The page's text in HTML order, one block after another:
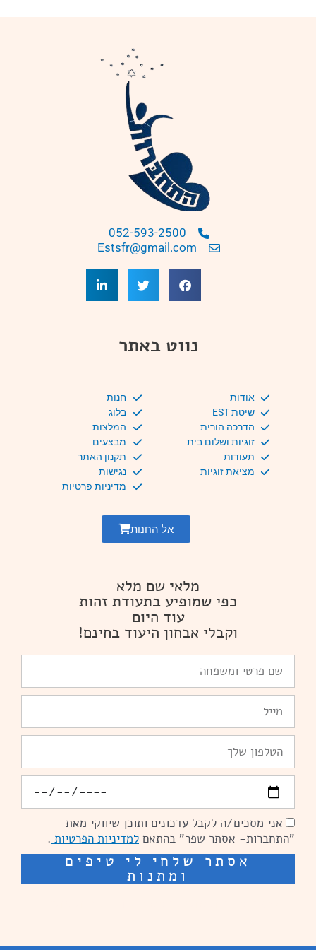
052-593-2500
Estsfr@gmail.com
נווט באתר
אודות
שיטת EST
הדרכה הורית
זוגיות ושלום בית
תעודות
מציאת זוגיות
חנות
בלוג
המלצות
מבצעים
תקנון האתר
נגישות
מדיניות פרטיות
אל החנות
מלאי שם מלא
כפי שמופיע בתעודת זהות
עוד היום
וקבלי אבחון היעוד בחינם!
פרטי
ומשפחה
הסכמהאני מסכים/ה לקבל עדכונים ותוכן שיווקי מאת
"התחברות- אסתר שפר" בהתאם למדיניות הפרטיות .
אסתר שלחי לי טיפים
ומתנות